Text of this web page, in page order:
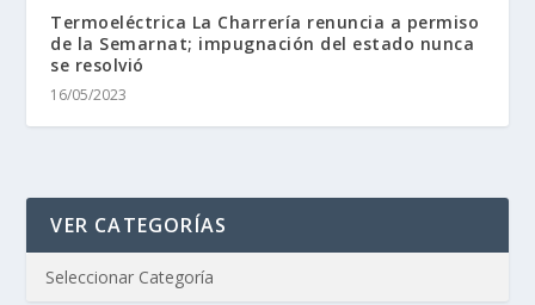
Termoeléctrica La Charrería renuncia a permiso
de la Semarnat; impugnación del estado nunca
se resolvió
16/05/2023
VER CATEGORÍAS